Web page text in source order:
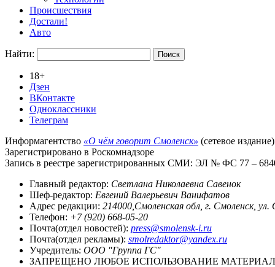
Происшествия
Достали!
Авто
Найти:
18+
Дзен
ВКонтакте
Одноклассники
Телеграм
Информагентство «О чём говорит Смоленск» (сетевое издание)
Зарегистрировано в Роскомнадзоре
Запись в реестре зарегистрированных СМИ: ЭЛ № ФС 77 –
Главный редактор: Светлана Николаевна Савенок
Шеф-редактор: Евгений Валерьевич Ванифатов
Адрес редакции: 214000,Смоленская обл, г. Смоленск,
Телефон: +7 (920) 668-05-20
Почта(отдел новостей): press@smolensk-i.ru
Почта(отдел рекламы): smolredaktor@yandex.ru
Учредитель: ООО "Группа ГС"
ЗАПРЕЩЕНО ЛЮБОЕ ИСПОЛЬЗОВАНИЕ